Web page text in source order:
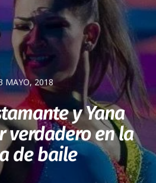
MAYO, 2018
y Yana
verdadero en la
de baile